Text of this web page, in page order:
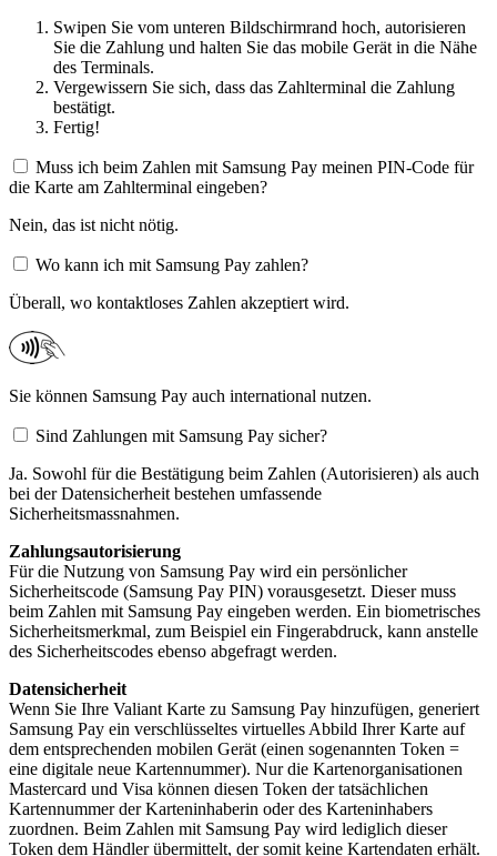
Swipen Sie vom unteren Bildschirmrand hoch, autorisieren
Sie die Zahlung und halten Sie das mobile Gerät in die Nähe
des Terminals.
Vergewissern Sie sich, dass das Zahlterminal die Zahlung
bestätigt.
Fertig!
Muss ich beim Zahlen mit Samsung Pay meinen PIN-Code für
die Karte am Zahlterminal eingeben?
Nein, das ist nicht nötig.
Wo kann ich mit Samsung Pay zahlen?
Überall, wo kontaktloses Zahlen akzeptiert wird.​
Sie können Samsung Pay auch international nutzen.
Sind Zahlungen mit Samsung Pay sicher?
Ja. Sowohl für die Bestätigung beim Zahlen (Autorisieren) als auch
bei der Datensicherheit bestehen umfassende
Sicherheitsmassnahmen.
Zahlungsautorisierung
Für die Nutzung von Samsung Pay wird ein persönlicher
Sicherheitscode (Samsung Pay PIN) vorausgesetzt. Dieser muss
beim Zahlen mit Samsung Pay eingeben werden. Ein biometrisches
Sicherheitsmerkmal, zum Beispiel ein Fingerabdruck, kann anstelle
des Sicherheitscodes ebenso abgefragt werden.
Datensicherheit
Wenn Sie Ihre Valiant Karte zu Samsung Pay hinzufügen, generiert
Samsung Pay ein verschlüsseltes virtuelles Abbild Ihrer Karte auf
dem entsprechenden mobilen Gerät (einen sogenannten Token =
eine digitale neue Kartennummer). Nur die Kartenorganisationen
Mastercard und Visa können diesen Token der tatsächlichen
Kartennummer der Karteninhaberin oder des Karteninhabers
zuordnen. Beim Zahlen mit Samsung Pay wird lediglich dieser
Token dem Händler übermittelt, der somit keine Kartendaten erhält.